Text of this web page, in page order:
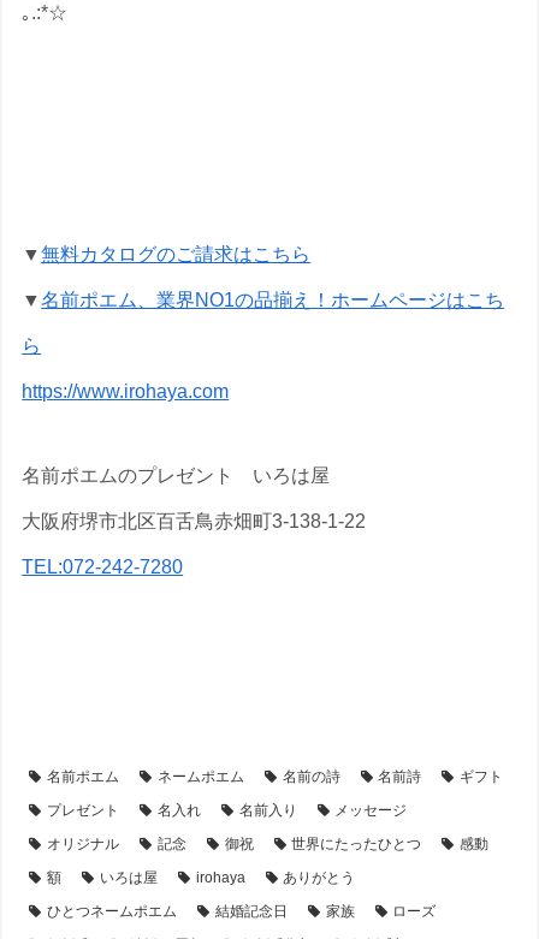
｡.:*☆
▼無料カタログのご請求はこちら
▼名前ポエム、業界NO1の品揃え！ホームページはこち
ら
https://www.irohaya.com
名前ポエムのプレゼント いろは屋
大阪府堺市北区百舌鳥赤畑町3-138-1-22
TEL:072-242-7280
名前ポエム ネームポエム 名前の詩 名前詩
ギフト
プレゼント
名入れ 名前入り
メッセージ
オリジナル
記念 御祝 世界にたったひとつ
感動
額
いろは屋 irohaya
ありがとう
ひとつネームポエム
結婚記念日 家族
ローズ